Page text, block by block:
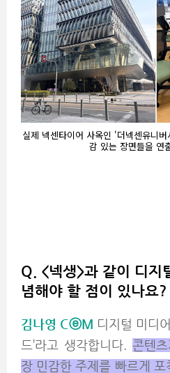
실제 넥센타이어 사옥인 '더넥센유니
감 있는 장면들을 연
Q. <넥생>과 같이 디지
념해야 할 점이 있나요?
김나영 CⓔM 디지털 미디
드’라고 생각합니다. 콘텐
장 민감한 주제를 빠르게